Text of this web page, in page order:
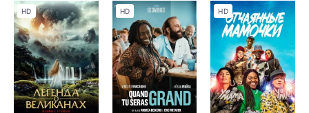
HD HD HD